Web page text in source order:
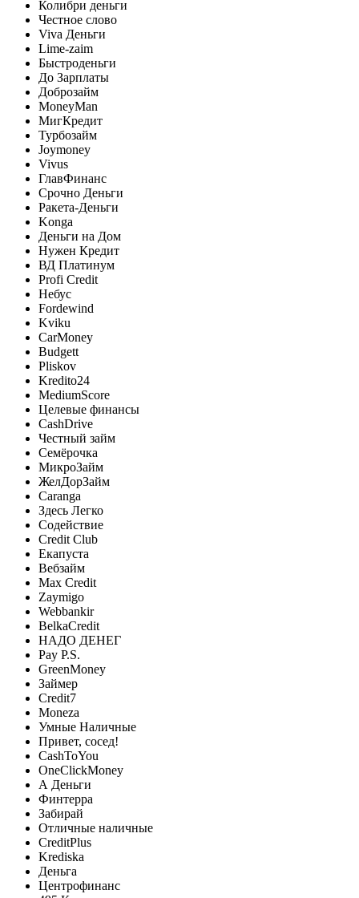
Колибри деньги
Честное слово
Viva Деньги
Lime-zaim
Быстроденьги
До Зарплаты
Доброзайм
MoneyMan
МигКредит
Турбозайм
Joymoney
Vivus
ГлавФинанс
Срочно Деньги
Ракета-Деньги
Konga
Деньги на Дом
Нужен Кредит
ВД Платинум
Profi Credit
Небус
Fordewind
Kviku
CarMoney
Budgett
Pliskov
Kredito24
MediumScore
Целевые финансы
CashDrive
Честный займ
Семёрочка
МикроЗайм
ЖелДорЗайм
Caranga
Здесь Легко
Содействие
Credit Club
Екапуста
Вебзайм
Max Credit
Zaymigo
Webbankir
BelkaCredit
НАДО ДЕНЕГ
Pay P.S.
GreenMoney
Займер
Credit7
Moneza
Умные Наличные
Привет, сосед!
CashToYou
OneClickMoney
А Деньги
Финтерра
Забирай
Отличные наличные
CreditPlus
Krediska
Деньга
Центрофинанс